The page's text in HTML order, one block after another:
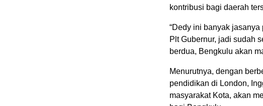
kontribusi bagi daerah
“Dedy ini banyak
Plt Gubernur, jadi sudah
berdua, Bengkulu akan
Menurutnya, dengan
pendidikan di London,
masyarakat Kota, akan